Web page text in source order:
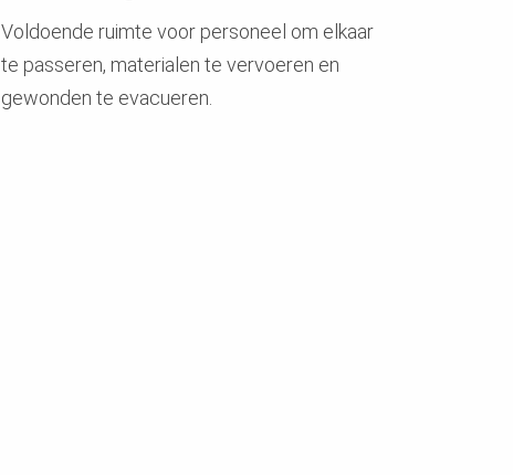
Voldoende ruimte voor personeel om elkaar
te passeren, materialen te vervoeren en
gewonden te evacueren.